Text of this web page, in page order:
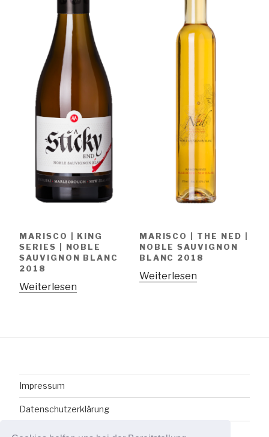
MARISCO | KING
SERIES | NOBLE
SAUVIGNON BLANC
2018
Weiterlesen
MARISCO | THE NED |
NOBLE SAUVIGNON
BLANC 2018
Weiterlesen
Impressum
Datenschutzerklärung
AGB